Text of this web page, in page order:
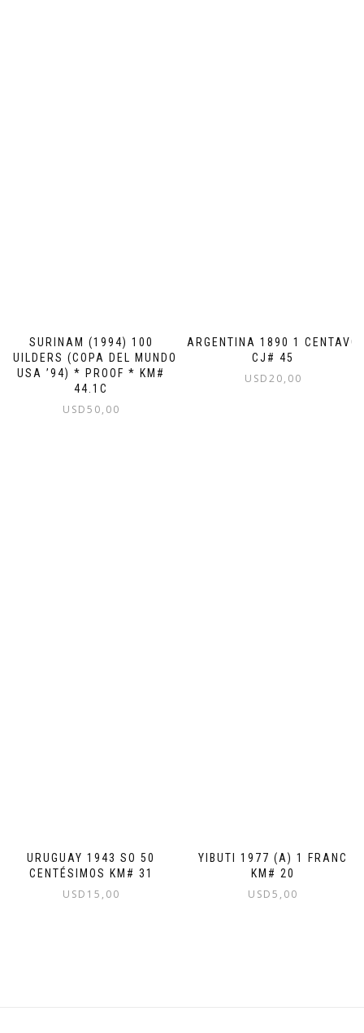
SURINAM (1994) 100
GUILDERS (COPA DEL MUNDO
USA ’94) * PROOF * KM#
44.1C
USD50,00
ARGENTINA 1890 1 CENTAVO
CJ# 45
USD20,00
URUGUAY 1943 SO 50
CENTÉSIMOS KM# 31
USD 15,00
YIBUTI 1977 (A) 1 FRANC
KM# 20
USD5,00